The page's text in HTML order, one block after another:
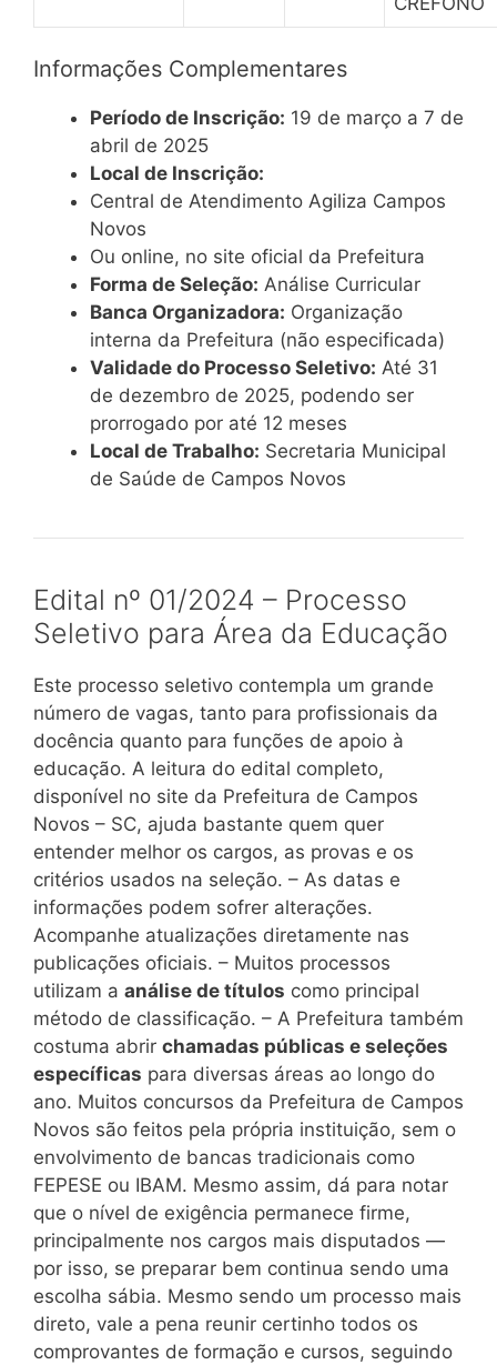
Informações Complementares
Período de Inscrição: 19 de março a 7 de
abril de 2025
Local de Inscrição:
Central de Atendimento Agiliza Campos
Novos
Ou online, no site oficial da Prefeitura
Forma de Seleção: Análise Curricular
Banca Organizadora: Organização
interna da Prefeitura (não especificada)
Validade do Processo Seletivo: Até 31
de dezembro de 2025, podendo ser
prorrogado por até 12 meses
Local de Trabalho: Secretaria Municipal
de Saúde de Campos Novos
Edital nº 01/2024 – Processo
Seletivo para Área da Educação
Este processo seletivo contempla um grande
número de vagas, tanto para profissionais da
docência quanto para funções de apoio à
educação. A leitura do edital completo,
disponível no site da Prefeitura de Campos
Novos – SC, ajuda bastante quem quer
entender melhor os cargos, as provas e os
critérios usados na seleção. – As datas e
informações podem sofrer alterações.
Acompanhe atualizações diretamente nas
publicações oficiais. – Muitos processos
utilizam a análise de títulos como principal
método de classificação. – A Prefeitura também
costuma abrir chamadas públicas e seleções
específicas para diversas áreas ao longo do
ano. Muitos concursos da Prefeitura de Campos
Novos são feitos pela própria instituição, sem o
envolvimento de bancas tradicionais como
FEPESE ou IBAM. Mesmo assim, dá para notar
que o nível de exigência permanece firme,
principalmente nos cargos mais disputados —
por isso, se preparar bem continua sendo uma
escolha sábia. Mesmo sendo um processo mais
direto, vale a pena reunir certinho todos os
comprovantes de formação e cursos, seguindo